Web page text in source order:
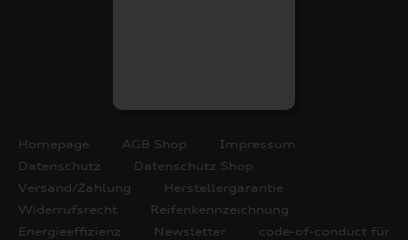
Homepage AGB Shop
Impressum
Datenschutz
Datenschutz Shop
Versand/Zahlung
Herstellergarantie
Widerrufsrecht
Reifenkennzeichnung
Energieeffizienz
Newsletter code-of-conduct für